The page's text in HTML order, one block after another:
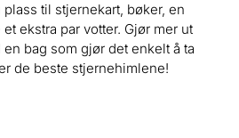
til stjernekart, bøker, en
ekstra par votter. Gjør mer ut
bag som gjør det enkelt å ta
de beste stjernehimlene!